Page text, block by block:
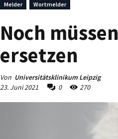
Melder Wortmelder
Noch
ersetzen
Von Universitätsklinikum Leipzig
23. Juni 2021
0 270